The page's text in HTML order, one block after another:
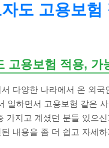
도 고용보
고용보험 적용, 가
다양한 나라에서 온 외
일하면서 고용보험 같은
가지고 계셨던 분들 있으
내용을 좀 더 쉽고 자세